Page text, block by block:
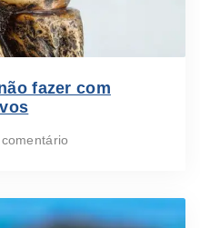
fazer com